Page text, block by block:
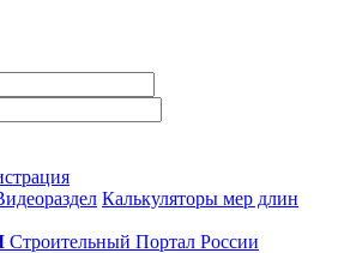
Калькуляторы мер длин
Строительный Портал России